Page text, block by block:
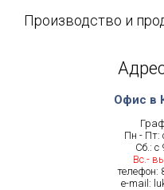
Производство и
Офис в
Пн - Пт:
Сб.: с
Вс.-
телефон:
e-mail: